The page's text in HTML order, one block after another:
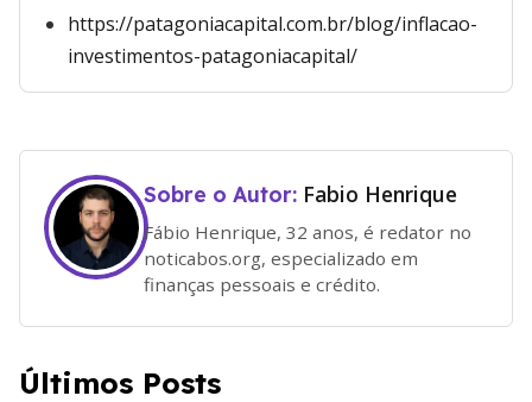
https://patagoniacapital.com.br/blog/inflacao-
investimentos-patagoniacapital/
Sobre o Autor: Fabio Henrique
Fábio Henrique, 32 anos, é redator no
noticabos.org, especializado em
finanças pessoais e crédito.
Últimos Posts